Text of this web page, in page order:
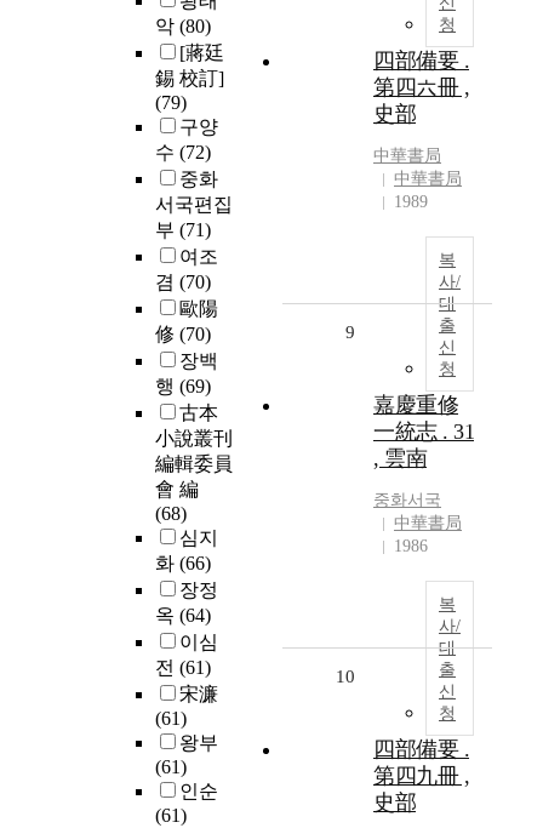
악 (80)
[蔣廷
錫 校訂]
(79)
구양
수 (72)
중화
서국편집
부 (71)
여조
겸 (70)
歐陽
修 (70)
장백
행 (69)
古本
小說叢刊
編輯委員
會 編
(68)
심지
화 (66)
장정
옥 (64)
이심
전 (61)
宋濂
(61)
왕부
(61)
인순
(61)
청
四部備要 .
第四六冊 ,
史部
中華書局
中華書局
1989
복
사/
대
출
신
청
9
嘉慶重修
一統志 . 31
, 雲南
중화서국
中華書局
1986
복
사/
대
출
신
청
10
四部備要 .
第四九冊 ,
史部